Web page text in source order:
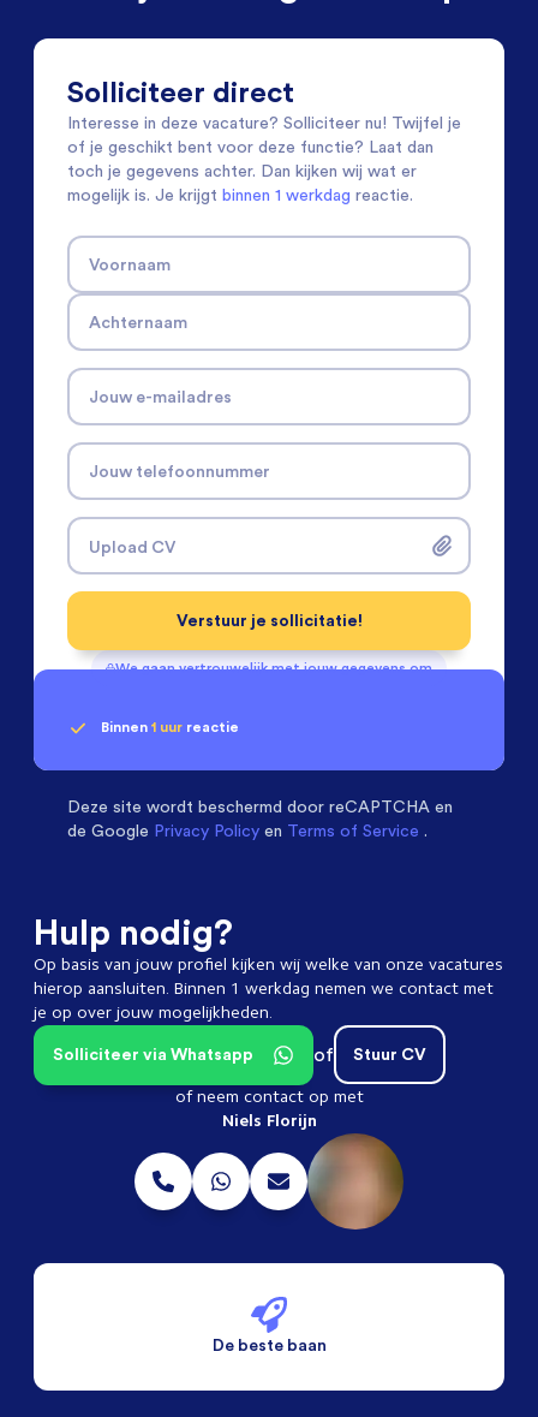
Solliciteer direct
Interesse in deze vacature? Solliciteer nu! Twijfel je
of je geschikt bent voor deze functie? Laat dan
toch je gegevens achter. Dan kijken wij wat er
mogelijk is. Je krijgt binnen 1 werkdag reactie.
Voornaam
Achternaam
Jouw e-mailadres
Jouw telefoonnummer
Upload CV
We gaan vertrouwelijk met jouw gegevens om
Verstuur je sollicitatie!
Binnen 1 uur reactie
Deze site wordt beschermd door reCAPTCHA en
de Google Privacy Policy en Terms of Service .
Hulp nodig?
Op basis van jouw profiel kijken wij welke van onze vacatures
hierop aansluiten. Binnen 1 werkdag nemen we contact met
je op over jouw mogelijkheden.
Stuur CV
of
Solliciteer via Whatsapp
of neem contact op met
Niels Florijn
De beste baan